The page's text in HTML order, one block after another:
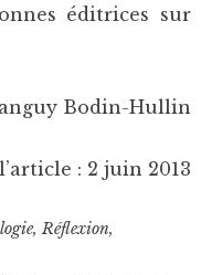
éditrices sur
Bodin-Hullin
: 2 juin 2013
, Réflexion,